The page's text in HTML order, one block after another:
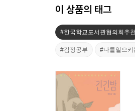
이 상품의 태그
#한국학교도서관협의회추천
#감정공부 #나를일으키